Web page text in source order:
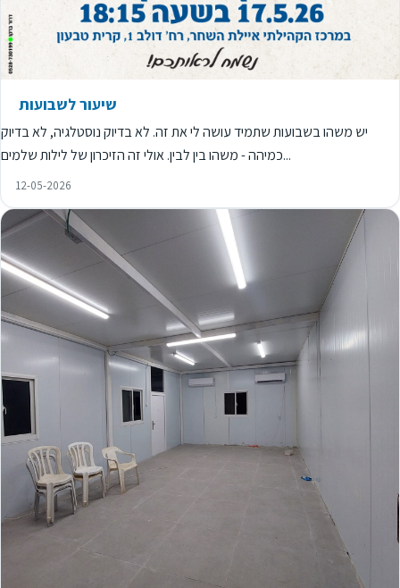
שיעור לשבועות
יש משהו בשבועות שתמיד עושה לי את זה. לא בדיוק נוסטלגיה, לא בדיוק
כמיהה - משהו בין לבין. אולי זה הזיכרון של לילות שלמים...
12-05-2026